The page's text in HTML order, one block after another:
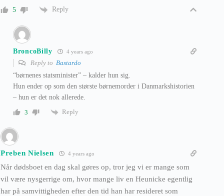
5 Reply
BroncoBilly 4 years ago
Reply to Bastardo
“børnenes statsminister” – kalder hun sig.
Hun ender op som den største børnemorder i Danmarkshistorien
– hun er det nok allerede.
3
Reply
Preben Nielsen 4 years ago
Når dødsboet en dag skal gøres op, tror jeg vi er mange som
vil være nysgerrige om, hvor mange liv en Heunicke egentlig
har på samvittigheden efter den tid han har resideret som